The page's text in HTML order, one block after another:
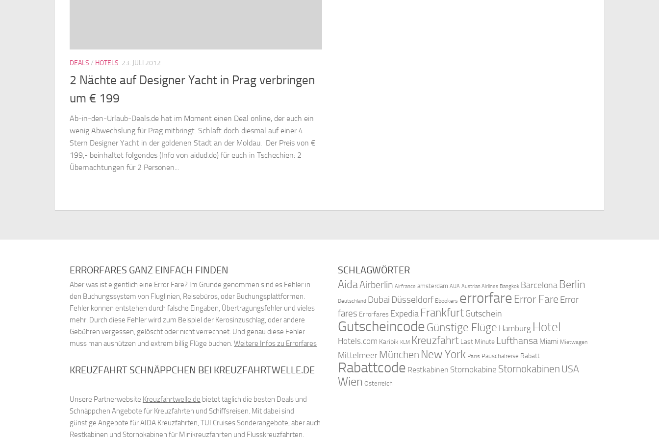
DEALS / HOTELS 23. JULI 2012
2 Nächte auf Designer Yacht in Prag verbringen
um € 199
Ab-in-den-Urlaub-Deals.de hat im Moment einen Deal online, der euch ein
wenig Abwechslung für Prag mitbringt. Schlaft doch diesmal auf einer 4
Stern Designer Yacht in der goldenen Stadt an der Moldau. Der Preis von €
199,- beinhaltet folgendes (Info von aidud.de) für euch in Tschechien: 2
Übernachtungen für 2 Personen...
ERRORFARES GANZ EINFACH FINDEN
Aber was ist eigentlich eine Error Fare? Im Grunde genommen sind es Fehler in
den Buchungssystem von Fluglinien, Reisebüros, oder Buchungsplattformen.
Fehler können entstehen durch falsche Eingaben, Übertragungsfehler und vieles
mehr. Durch diese Fehler wird zum Beispiel der Kerosinzuschlag, oder andere
Gebühren vergessen, gelöscht oder nicht verrechnet. Und genau diese Fehler
muss man ausnützen und extrem billig Flüge buchen. Weitere Infos zu Errorfares
KREUZFAHRT SCHNÄPPCHEN BEI KREUZFAHRTWELLE.DE
Unsere Partnerwebsite Kreuzfahrtwelle.de bietet täglich die besten Deals und
Schnäppchen Angebote für Kreuzfahrten und Schiffsreisen. Mit dabei sind
günstige Angebote für AIDA Kreuzfahrten, TUI Cruises Sonderangebote, aber auch
Restkabinen und Stornokabinen für Minikreuzfahrten und Flusskreuzfahrten.
SCHLAGWÖRTER
AidaAirberlin Airfrance amsterdam AUA Austrian Airlines Bangkok Barcelona Berlin
Deutschland Dubai Düsseldorf Ebookers errorfare Error Fare Error
fares Errorfares Expedia FrankfurtGutschein
GutscheincodeGünstige Flüge Hamburg Hotel
Hotels.com Karibik KLM Kreuzfahrt Last Minute Lufthansa Miami Mietwagen
Mittelmeer München New York Paris Pauschalreise Rabatt
Rabattcode Restkabinen Stornokabine Stornokabinen USA
Wien Österreich